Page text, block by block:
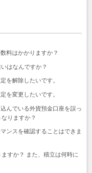
料はかかりますか？
はなんですか？
を解除したいです。
を変更したいです。
んでいる外貨預金口座を誤っ
りますか？
ンスを確認することはできま
すか？ また、積立は何時に